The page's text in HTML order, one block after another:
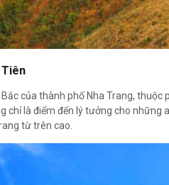
Tiên
Bắc của thành phố Nha Trang,
chỉ là điểm đến lý tưởng cho
từ trên cao.